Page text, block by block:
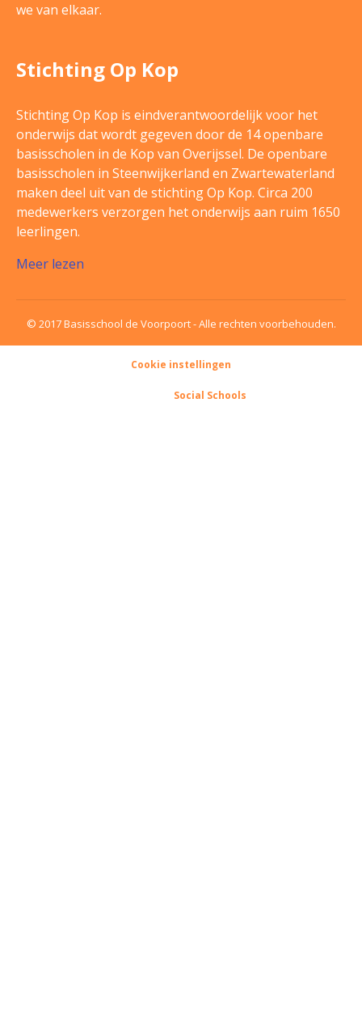
we van elkaar.
Stichting Op Kop
Stichting Op Kop is eindverantwoordelijk voor het
onderwijs dat wordt gegeven door de 14 openbare
basisscholen in de Kop van Overijssel. De openbare
basisscholen in Steenwijkerland en Zwartewaterland
maken deel uit van de stichting Op Kop. Circa 200
medewerkers verzorgen het onderwijs aan ruim 1650
leerlingen.
Meer lezen
© 2017 Basisschool de Voorpoort - Alle rechten voorbehouden.
Cookie instellingen
Social Schools